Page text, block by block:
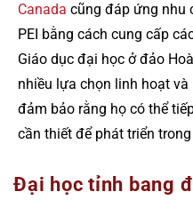
Canada cũng đáp ứng nhu
PEI bằng cách cung cấp
Giáo dục đại học ở đảo
nhiều lựa chọn linh hoạt
đảm bảo rằng họ có thể
cần thiết để phát triển
Đại học tỉnh bang